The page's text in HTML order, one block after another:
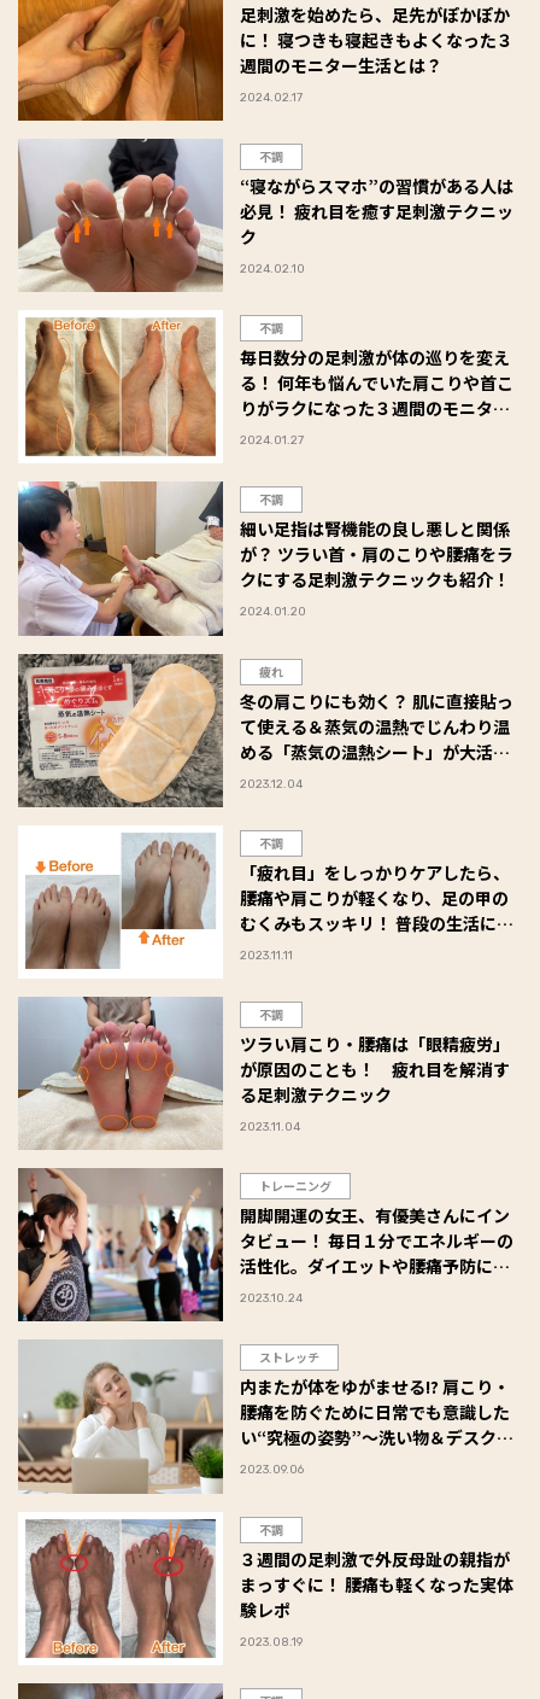
足刺激を始めたら、足先がぽかぽか
に！ 寝つきも寝起きもよくなった３
週間のモニター生活とは？
2024.02.17
不調
“寝ながらスマホ”の習慣がある人は
必見！ 疲れ目を癒す足刺激テクニッ
ク
2024.02.10
不調
毎日数分の足刺激が体の巡りを変え
る！ 何年も悩んでいた肩こりや首こ
りがラクになった３週間のモニター
体験とは？
2024.01.27
不調
細い足指は腎機能の良し悪しと関係
が？ ツラい首・肩のこりや腰痛をラ
クにする足刺激テクニックも紹介！
2024.01.20
疲れ
冬の肩こりにも効く？ 肌に直接貼っ
て使える＆蒸気の温熱でじんわり温
める「蒸気の温熱シート」が大活
躍！ #Omezaトーク
2023.12.04
不調
「疲れ目」をしっかりケアしたら、
腰痛や肩こりが軽くなり、足の甲の
むくみもスッキリ！ 普段の生活に変
化をもたらした３週間のモニター体
2023.11.11
不調
ツラい肩こり・腰痛は「眼精疲労」
が原因のことも！ 疲れ目を解消す
る足刺激テクニック
2023.11.04
トレーニング
開脚開運の女王、有優美さんにイン
タビュー！ 毎日１分でエネルギーの
活性化。ダイエットや腰痛予防にも
効果的なヨガポーズ
2023.10.24
ストレッチ
内またが体をゆがませる!? 肩こり・
腰痛を防ぐために日常でも意識した
い“究極の姿勢”〜洗い物＆デスクワ
ーク編〜
2023.09.06
不調
３週間の足刺激で外反母趾の親指が
まっすぐに！ 腰痛も軽くなった実体
験レポ
2023.08.19